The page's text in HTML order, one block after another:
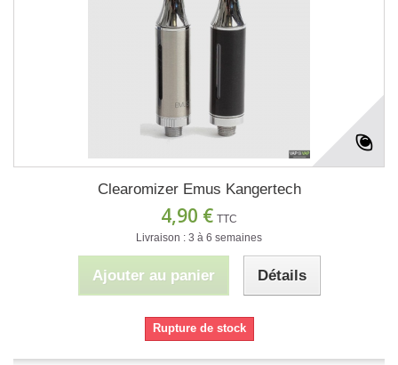
Clearomizer Emus Kangertech
4,90 € TTC
Livraison : 3 à 6 semaines
Ajouter au panier Détails
Rupture de stock